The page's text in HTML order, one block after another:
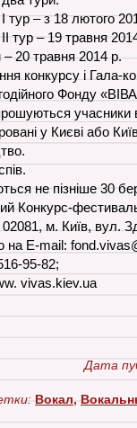
І тур – з 18 лютого
ІІ тур – 19 травня
20 травня 2014 р.
конкурсу і Гала-
Фонду
учасники
у Києві або
не пізніше 30
Конкурс-
м. Київ, вул.
на E-mail:
95-82;
vivas.kiev.ua
Дата
Вокал,